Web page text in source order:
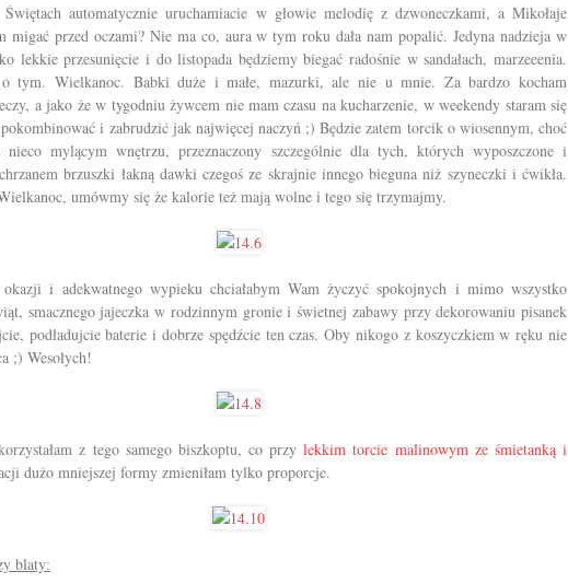
Świętach automatycznie uruchamiacie w głowie melodię z dzwoneczkami, a Mikołaje
migać przed oczami? Nie ma co, aura w tym roku dała nam popalić. Jedyna nadzieja w
lekkie przesunięcie i do listopada będziemy biegać radośnie w sandałach, marzeeenia.
tym. Wielkanoc. Babki duże i małe, mazurki, ale nie u mnie. Za bardzo kocham
a jako że w tygodniu żywcem nie mam czasu na kucharzenie, w weekendy staram się
i zabrudzić jak najwięcej naczyń ;) Będzie zatem torcik o wiosennym, choć
nieco mylącym wnętrzu, przeznaczony szczególnie dla tych, których wyposzczone i
brzuszki łakną dawki czegoś ze skrajnie innego bieguna niż szyneczki i ćwikła.
umówmy się że kalorie też mają wolne i tego się trzymajmy.
i adekwatnego wypieku chciałabym Wam życzyć spokojnych i mimo wszystko
smacznego jajeczka w rodzinnym gronie i świetnej zabawy przy dekorowaniu pisanek
podładujcie baterie i dobrze spędźcie ten czas. Oby nikogo z koszyczkiem w ręku nie
;) Wesołych!
z tego samego biszkoptu, co przylekkim torcie malinowym ze śmietanką i
dużo mniejszej formy zmieniłam tylko proporcje.
blaty: